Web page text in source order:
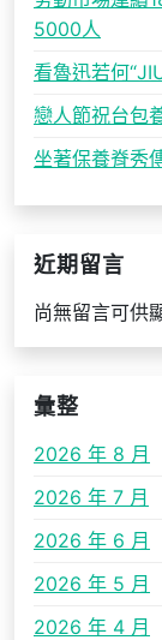
5000人
看魯迅若何
戀人節祝台包
坐著保養脊秀
近期留言
尚無留言可供
彙整
2026 年 8 月
2026 年 7 月
2026 年 6 月
2026 年 5 月
2026 年 4 月